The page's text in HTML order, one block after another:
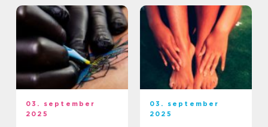
03. september
2025
03. september
2025